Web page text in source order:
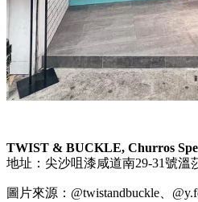
TWIST & BUCKLE, Churros
地址：尖沙咀漆咸道南29-31號溫
圖片來源：@twistandbuckle、